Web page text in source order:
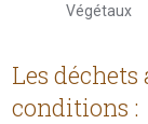
Végétaux
Les déchets
conditions :